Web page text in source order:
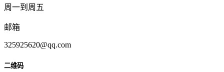
周一到周五
邮箱
325925620@qq.com
二维码